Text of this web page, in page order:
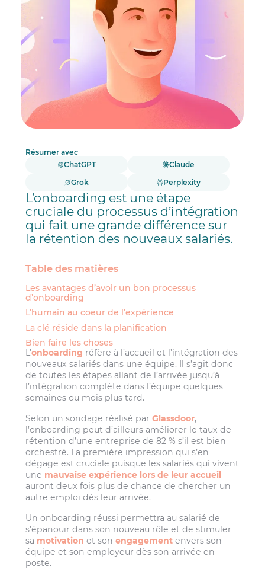
Résumer avec
ChatGPT
Claude
Grok
Perplexity
L’onboarding est une étape
cruciale du processus d’intégration
qui fait une grande différence sur
la rétention des nouveaux salariés.
Table des matières
Les avantages d’avoir un bon processus
d’onboarding
L’humain au coeur de l’expérience
La clé réside dans la planification
Bien faire les choses
L’onboarding réfère à l’accueil et l’intégration des
nouveaux salariés dans une équipe. Il s’agit donc
de toutes les étapes allant de l’arrivée jusqu’à
l’intégration complète dans l’équipe quelques
semaines ou mois plus tard.
Selon un sondage réalisé parGlassdoor,
l’onboarding peut d’ailleurs améliorer le taux de
rétention d’une entreprise de 82 % s’il est bien
orchestré. La première impression qui s’en
dégage est cruciale puisque les salariés qui vivent
une mauvaise expérience lors de leur accueil
auront deux fois plus de chance de chercher un
autre emploi dès leur arrivée.
Un onboarding réussi permettra au salarié de
s’épanouir dans son nouveau rôle et de stimuler
sa motivation et sonengagementenvers son
équipe et son employeur dès son arrivée en
poste.